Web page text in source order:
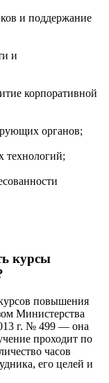
и поддержание
и
корпоративной
органов;
технологий;
курсы
повышения
Министерства
г. № 499 — она
проходит по
часов
его целей и